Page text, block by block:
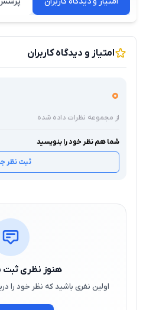
امتیاز و دیدگاه کاربران
0
از مجموعه نظرات داده شده
شما هم نظر خود را بنویسید
ثبت نظر
هنوز نظری
اولین نفری باشید که نظر خود را